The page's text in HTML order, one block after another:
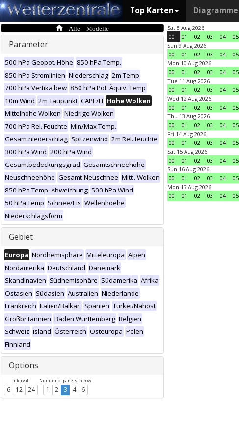
Top Karten Diagramme
Alle Modelle
Parameter
500 hPa Geopot. Höhe 850 hPa Temp.
850 hPa Stromlinien Niederschlag 2m Temp
700 hPa Vertikalbew 850 hPa Pot. Äquiv. Temp
10m Wind 2m Taupunkt CAPE/LI Hohe Wolken
Mittelhohe Wolken Niedrige Wolken
700 hPa Rel. Feuchte Min/Max Temp.
Gesamtniederschlag Spitzenwind 2m Rel. feuchte
300 hPa Wind 200 hPa Wind
Gesamtbedeckungsgrad Gesamtschneehöhe
Neuschneehöhe Gesamt-Neuschnee Mittl. Wolken
850 hPa Temp. Abweichung 500 hPa Wind
50 hPa Temp Schnee/Eis Wellenhoehe
Niederschlagsform
Gebiet
Europa Nordhemisphäre Mitteleuropa Alpen
Nordamerika Deutschland Dänemark
Skandinavien Südhemisphäre Südamerika Afrika
Ostasien Südasien Australien Niederlande
Frankreich Italien/Balkan Spanien Türkei/Nahost
Großbritannien Baden Württemberg Belgien
Schweiz Island Österreich Osteuropa Polen
Finnland
Options
Intervall
6 12 24
Number of panels in row
1 2 3 4 6
Sat 8 Aug 2026
00
01 02 03 04 05
Sun 9 Aug 2026
00
01 02 03 04 05
Mon 10 Aug 2026
00
01 02 03 04 05
Tue 11 Aug 2026
00
01 02 03 04 05
Wed 12 Aug 2026
00
01 02 03 04 05
Thu 13 Aug 2026
00
01 02 03 04 05
Fri 14 Aug 2026
00
01 02 03 04 05
Sat 15 Aug 2026
00
01 02 03 04 05
Sun 16 Aug 2026
00
01 02 03 04 05
Mon 17 Aug 2026
00
01 02 03 04 05